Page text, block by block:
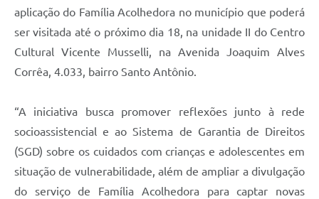
aplicação do Família Acolhedora no município que poderá
ser visitada até o próximo dia 18, na unidade II do Centro
Cultural Vicente Musselli, na Avenida Joaquim Alves
Corrêa, 4.033, bairro Santo Antônio.
“A iniciativa busca promover reflexões junto à rede
socioassistencial e ao Sistema de Garantia de Direitos
(SGD) sobre os cuidados com crianças e adolescentes em
situação de vulnerabilidade, além de ampliar a divulgação
do serviço de Família Acolhedora para captar novas